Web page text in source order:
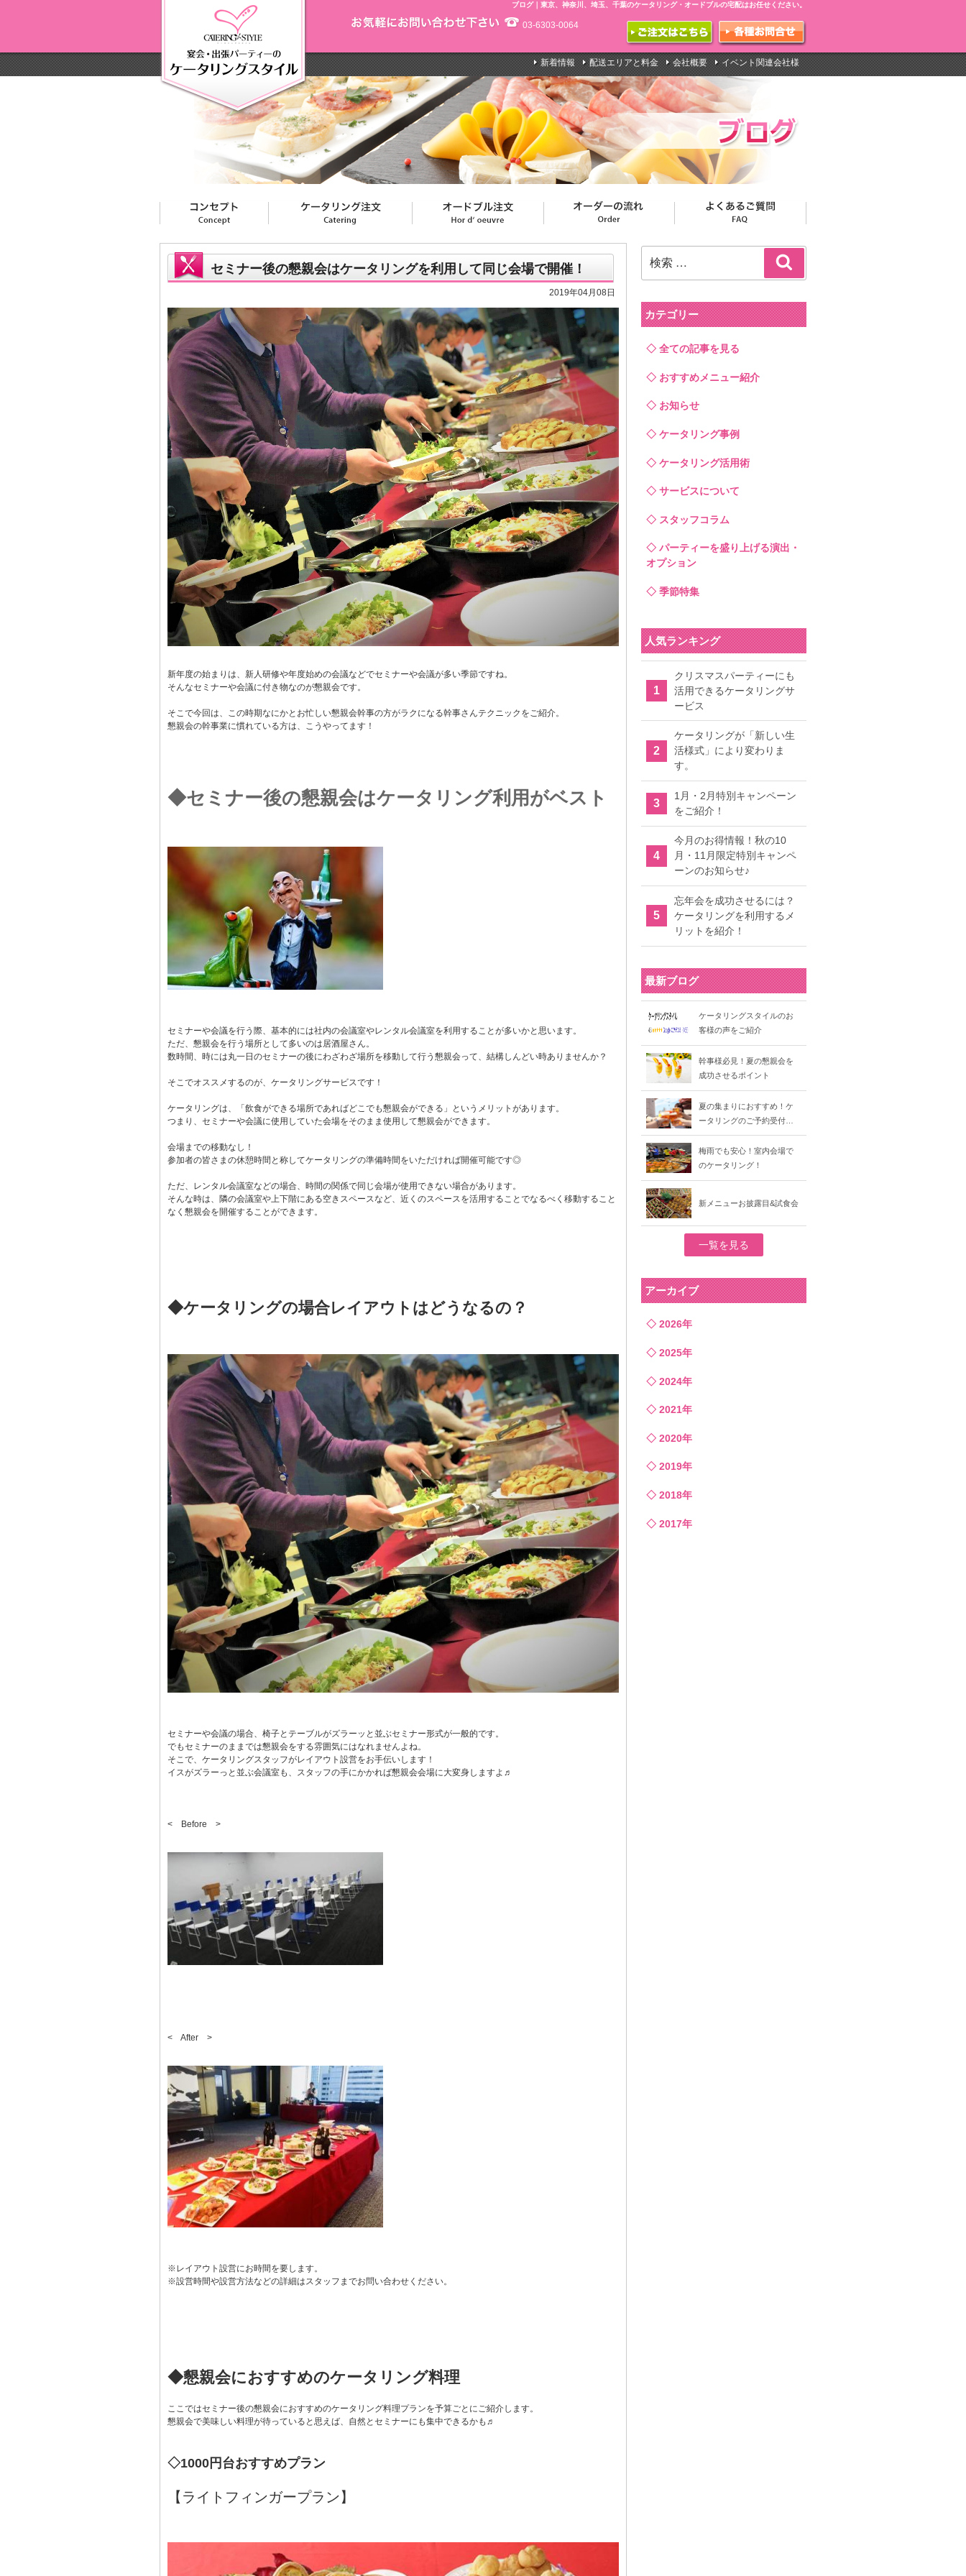
ブログ｜東京、神奈川、埼玉、千葉のケータリング・オードブルの宅配はお任せください。
03-6303-0064
新着情報 配送エリアと料金 会社概要 イベント関連会社様
セミナー後の懇親会はケータリングを利用して同じ会場で開催！
2019年04月08日
新年度の始まりは、新人研修や年度始めの会議などでセミナーや会議が多い季節ですね。
そんなセミナーや会議に付き物なのが懇親会です。
そこで今回は、この時期なにかとお忙しい懇親会幹事の方がラクになる幹事さんテクニックをご紹介。
懇親会の幹事業に慣れている方は、こうやってます！
◆セミナー後の懇親会はケータリング利用がベスト
セミナーや会議を行う際、基本的には社内の会議室やレンタル会議室を利用することが多いかと思います。
ただ、懇親会を行う場所として多いのは居酒屋さん。
数時間、時には丸一日のセミナーの後にわざわざ場所を移動して行う懇親会って、結構しんどい時ありませんか？
そこでオススメするのが、ケータリングサービスです！
ケータリングは、「飲食ができる場所であればどこでも懇親会ができる」というメリットがあります。
つまり、セミナーや会議に使用していた会場をそのまま使用して懇親会ができます。
会場までの移動なし！
参加者の皆さまの休憩時間と称してケータリングの準備時間をいただければ開催可能です◎
ただ、レンタル会議室などの場合、時間の関係で同じ会場が使用できない場合があります。
そんな時は、隣の会議室や上下階にある空きスペースなど、近くのスペースを活用することでなるべく移動すること
なく懇親会を開催することができます。
◆ケータリングの場合レイアウトはどうなるの？
セミナーや会議の場合、椅子とテーブルがズラーッと並ぶセミナー形式が一般的です。
でもセミナーのままでは懇親会をする雰囲気にはなれませんよね。
そこで、ケータリングスタッフがレイアウト設営をお手伝いします！
イスがズラーっと並ぶ会議室も、スタッフの手にかかれば懇親会会場に大変身しますよ♬
< Before >
< After >
※レイアウト設営にお時間を要します。
※設営時間や設営方法などの詳細はスタッフまでお問い合わせください。
◆懇親会におすすめのケータリング料理
ここではセミナー後の懇親会におすすめのケータリング料理プランを予算ごとにご紹介します。
懇親会で美味しい料理が待っていると思えば、自然とセミナーにも集中できるかも♬
◇1000円台おすすめプラン
【ライトフィンガープラン】
索:
索
カテゴリー
全ての記事を見る
おすすめメニュー紹介
お知らせ
ケータリング事例
ケータリング活用術
サービスについて
スタッフコラム
パーティーを盛り上げる演出・
オプション
季節特集
人気ランキング
クリスマスパーティーにも
活用できるケータリングサ
ービス
ケータリングが「新しい生
活様式」により変わりま
す。
1月・2月特別キャンペーン
をご紹介！
今月のお得情報！秋の10
月・11月限定特別キャンペ
ーンのお知らせ♪
忘年会を成功させるには？
ケータリングを利用するメ
リットを紹介！
最新ブログ
ケータリングスタイルのお
客様の声をご紹介
幹事様必見！夏の懇親会を
成功させるポイント
夏の集まりにおすすめ！ケ
ータリングのご予約受付…
梅雨でも安心！室内会場で
のケータリング！
新メニューお披露目&試食会
一覧を見る
アーカイブ
2026年
2025年
2024年
2021年
2020年
2019年
2018年
2017年